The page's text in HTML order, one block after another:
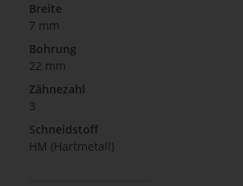
Breite
7 mm
Bohrung
22 mm
Zähnezahl
3
Schneidstoff
HM (Hartmetall)